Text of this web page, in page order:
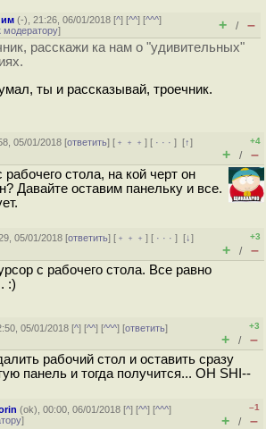
(-), 21:26, 06/01/2018 [^] [^^] [^^^]
модератору] + / –
расскажи ка нам о "удивительных"
ты и рассказывай, троечник.
05/01/2018 [ответить] [ ﹢﹢﹢] [ · · ·][↑]
+4
+ / –
стола, на кой черт он
Давайте оставим панельку и все.
05/01/2018 [ответить] [ ﹢﹢﹢] [ · · ·][↓]
+3
+ / –
с рабочего стола. Все равно
:)
05/01/2018 [^] [^^] [^^^] [ответить]
+3
+ / –
рабочий стол и оставить сразу
панель и тогда получится... OH SHI--
(ok), 00:00, 06/01/2018 [^] [^^] [^^^]
]
–1
+ / –